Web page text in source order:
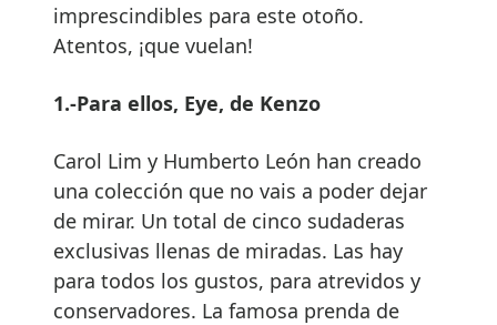
imprescindibles para este otoño.
Atentos, ¡que vuelan!
1.-Para ellos, Eye, de Kenzo
Carol Lim y Humberto León han creado
una colección que no vais a poder dejar
de mirar. Un total de cinco sudaderas
exclusivas llenas de miradas. Las hay
para todos los gustos, para atrevidos y
conservadores. La famosa prenda de